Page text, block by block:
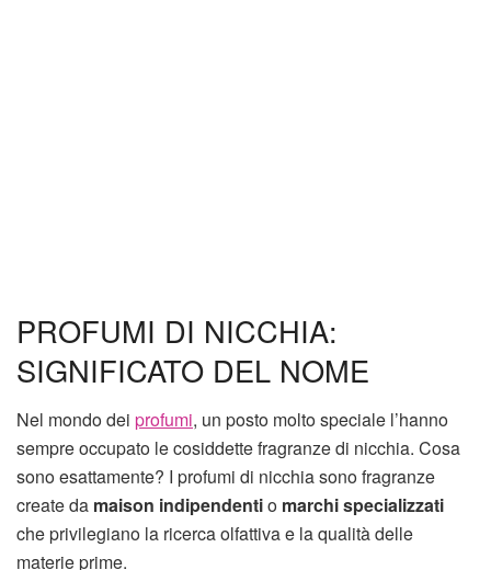
PROFUMI DI NICCHIA:
SIGNIFICATO DEL NOME
Nel mondo dei profumi, un posto molto speciale l’hanno
sempre occupato le cosiddette fragranze di nicchia. Cosa
sono esattamente? I profumi di nicchia sono fragranze
create da maison indipendentio marchi specializzati
che privilegiano la ricerca olfattiva e la qualità delle
materie prime.